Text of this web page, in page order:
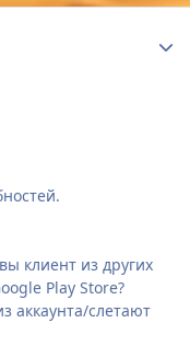
клиент из других
Play Store?
аккаунта/слетают